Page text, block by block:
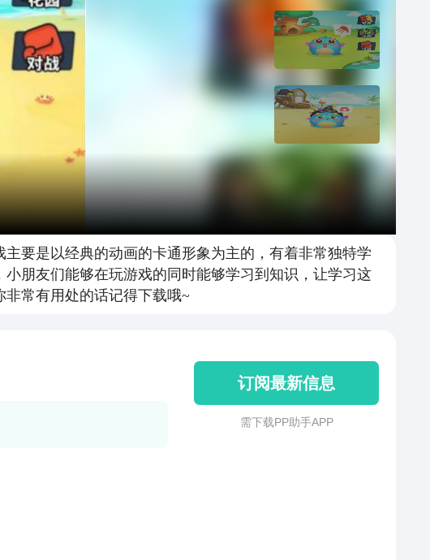
要是以经典的动画的卡通形象为主的，有着非常独特学
朋友们能够在玩游戏的同时能够学习到知识，让学习这
常有用处的话记得下载哦~
订阅最新信息
需 下 载 P P 助 手 A P P